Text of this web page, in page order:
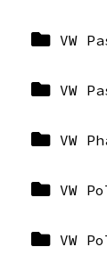
VW
VW
VW
VW
VW